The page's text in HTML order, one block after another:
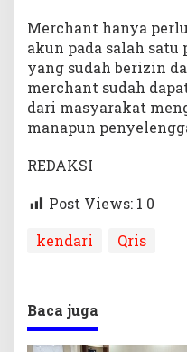
Merchant hanya
akun pada salah satu
yang sudah berizin
merchant sudah
dari masyarakat
manapun
REDAKSI
Post Views: 1 0
kendari
Qris
Baca juga